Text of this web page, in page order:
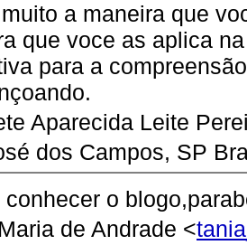
a maneira que
que voce as aplica
para a
Aparecida Leite
dos Campos, SP
conhecer o
de Andrade <